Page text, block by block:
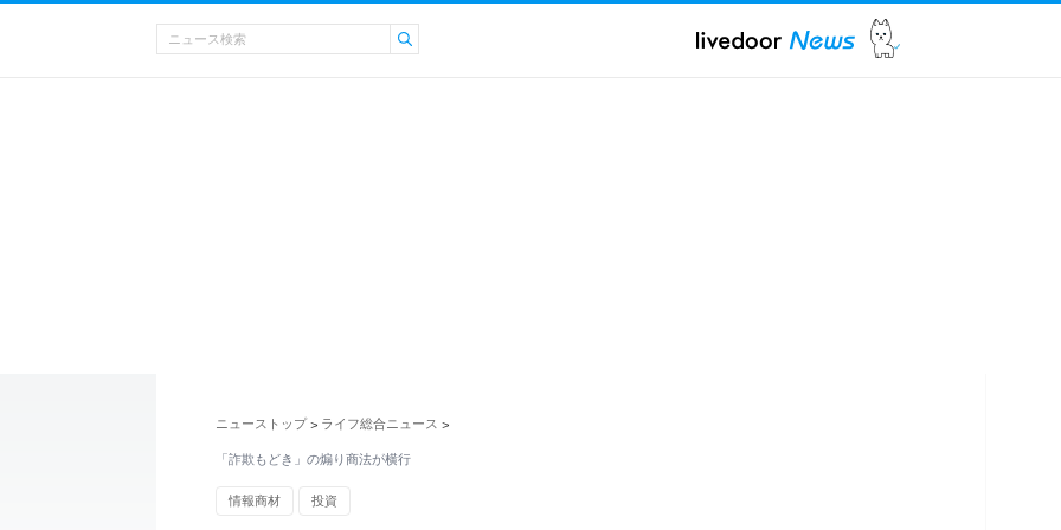
ニューストップ > ライフ総合ニュース >
「詐欺もどき」の煽り商法が横行
情報商材 投資